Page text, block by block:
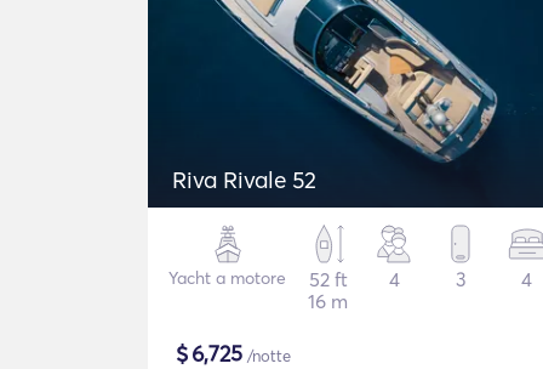
Riva Rivale 52
Yacht a motore
52 ft
16 m
4 3 4
$6,725 /notte